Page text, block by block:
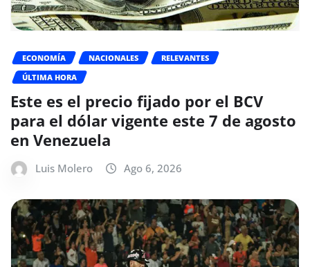
ECONOMÍA NACIONALES
RELEVANTES
ÚLTIMA HORA
Este es el precio fijado por el BCV
para el dólar vigente este 7 de agosto
en Venezuela
Luis Molero Ago 6, 2026